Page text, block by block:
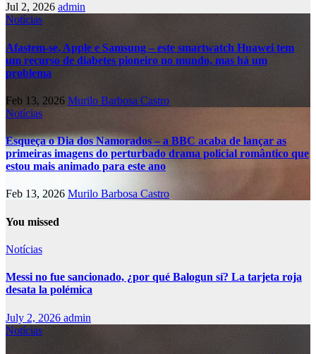
Jul 2, 2026 admin
Notícias
Afastem-se, Apple e Samsung – este smartwatch Huawei tem
um recurso de diabetes pioneiro no mundo, mas há um
problema
Feb 13, 2026 Murilo Barbosa Castro
Notícias
Esqueça o Dia dos Namorados – a BBC acaba de lançar as
primeiras imagens do perturbado drama policial romântico que
estou mais animado para este ano
Feb 13, 2026 Murilo Barbosa Castro
You missed
Notícias
Messi no fue sancionado, ¿por qué Balogun sí? La tarjeta roja
desata la polémica
July 2, 2026 admin
Notícias